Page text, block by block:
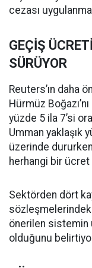
cezası
GEÇİŞ
SÜRÜYOR
Reuters’ın daha
Hürmüz
yüzde 5 ila 7’si
Umman yaklaşık
üzerinde
herhangi bir ücret
Sektörden dört
sözleşmelerindeki
önerilen sistemin
olduğunu